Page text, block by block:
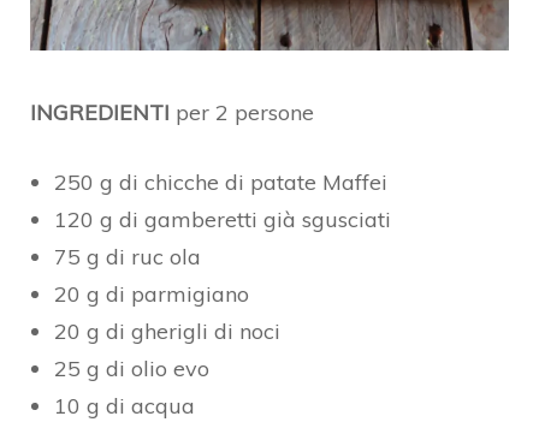
INGREDIENTI per 2 persone
250 g di chicche di patate Maffei
120 g di gamberetti già sgusciati
75 g di ruc ola
20 g di parmigiano
20 g di gherigli di noci
25 g di olio evo
10 g di acqua